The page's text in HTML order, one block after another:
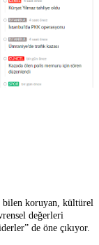
bilen koruyan, kültürel
değerleri
de öne çıkıyor.